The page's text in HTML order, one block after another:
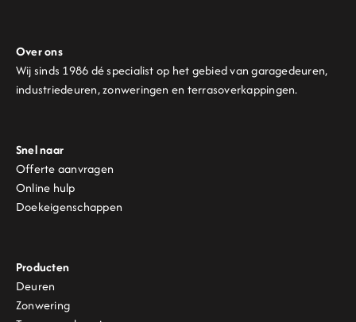
Over ons
Wij sinds 1986 dé specialist op het gebied van garagedeuren,
industriedeuren, zonweringen en terrasoverkappingen.
Snel naar
Offerte aanvragen
Online hulp
Doekeigenschappen
Producten
Deuren
Zonwering